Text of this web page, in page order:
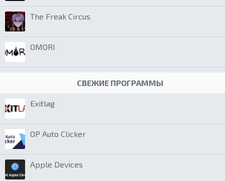
The Freak Circus
OMORI
СВЕЖИЕ ПРОГРАММЫ
Exitlag
OP Auto Clicker
Apple Devices